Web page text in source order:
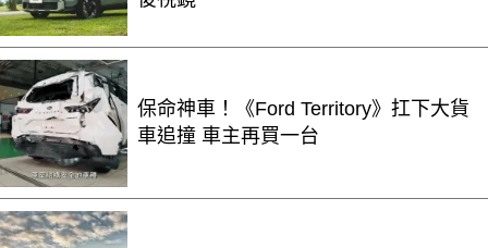
保命神車！《Ford Territory》扛下大貨
車追撞 車主再買一台